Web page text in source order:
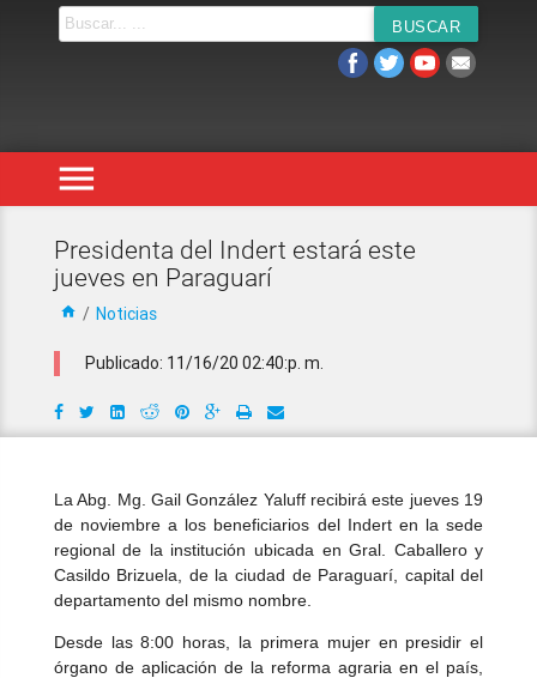
menu
Presidenta del Indert estará este
jueves en Paraguarí
home / Noticias
Publicado: 11/16/20 02:40:p. m.
La Abg. Mg. Gail González Yaluff recibirá este jueves 19
de noviembre a los beneficiarios del Indert en la sede
regional de la institución ubicada en Gral. Caballero y
Casildo Brizuela, de la ciudad de Paraguarí, capital del
departamento del mismo nombre.
Desde las 8:00 horas, la primera mujer en presidir el
órgano de aplicación de la reforma agraria en el país,